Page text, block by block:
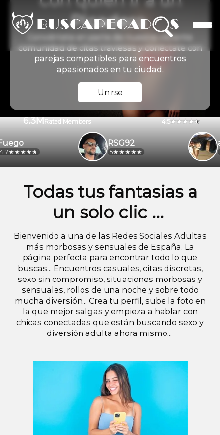
Picadero
Conviértete en parte de nuestra vibrante
comunidad de citas traviesas y conéctate con
parejas compatibles para encuentros
apasionados en tu ciudad.
Unirse
6.3MRated Members 4.5
4.2
RSG92
5
Todas tus fantasias a
un solo clic ...
Bienvenido a una de las Redes Sociales Adultas
más morbosas y sensuales de España. La
página perfecta para encontrar todo lo que
buscas... Encuentros casuales, citas discretas,
sexo sin compromiso, situaciones morbosas y
sensuales, rollos de una noche y sobre todo
mucha diversión... Crea tu perfil, sube la foto en
la que mejor salgas y empieza a hablar con
chicas conectadas que están buscando sexo y
diversión adulta ahora mismo...